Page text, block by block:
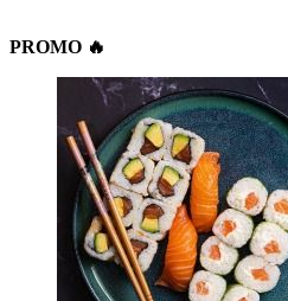
PROMO 🔥